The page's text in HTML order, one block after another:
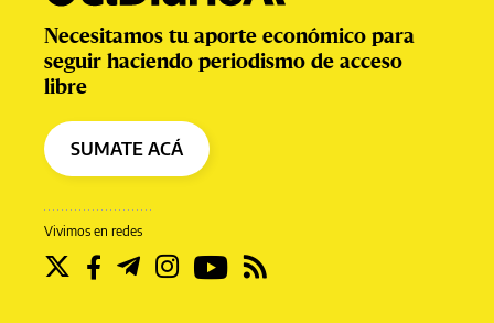
Vivimos en redes
Necesitamos tu aporte económico para
seguir haciendo periodismo de acceso
libre
SUMATE ACÁ